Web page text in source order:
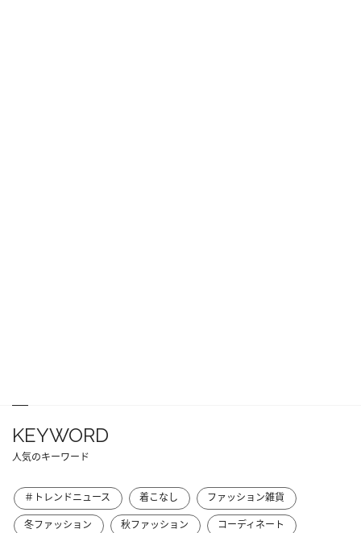
KEYWORD
人気のキーワード
＃トレンドニュース 着こなし
ファッション雑貨
冬ファッション
秋ファッション
コーディネート